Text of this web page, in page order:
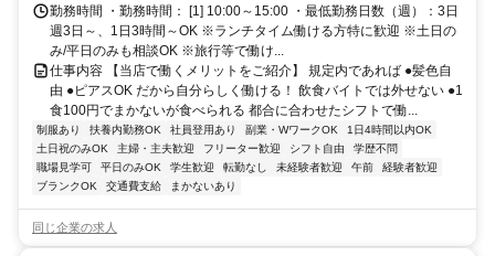
勤務時間 ・勤務時間： [1] 10:00～15:00 ・最低勤務日数（週）：3日
週3日～、1日3時間～OK ※ランチタイム働ける方特に歓迎 ※土日の
み/平日のみも相談OK ※旅行等で働け...
仕事内容 【当店で働くメリットをご紹介】 規定内であれば ●髪色自
由 ●ピアスOK だから自分らしく働ける！ 飲食バイトでは外せない ●1
食100円でまかないが食べられる 都合に合わせたシフトで働...
制服あり 扶養内勤務OK 社員登用あり 副業・WワークOK
1日4時間以内OK
土日祝のみOK
主婦・主夫歓迎 フリーター歓迎 シフト自由
学歴不問
職場見学可
平日のみOK 学生歓迎 転勤なし 未経験者歓迎 午前
経験者歓迎
ブランクOK
交通費支給 まかないあり
同じ企業の求人